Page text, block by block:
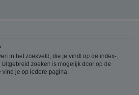
in het zoekveld, die je vindt op de index-,
zoeken is mogelijk door op de
je op iedere pagina.